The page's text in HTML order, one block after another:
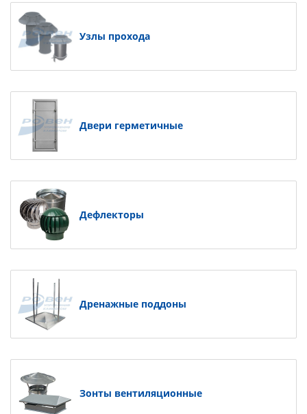
Узлы прохода
Двери герметичные
Дефлекторы
Дренажные поддоны
Зонты вентиляционные